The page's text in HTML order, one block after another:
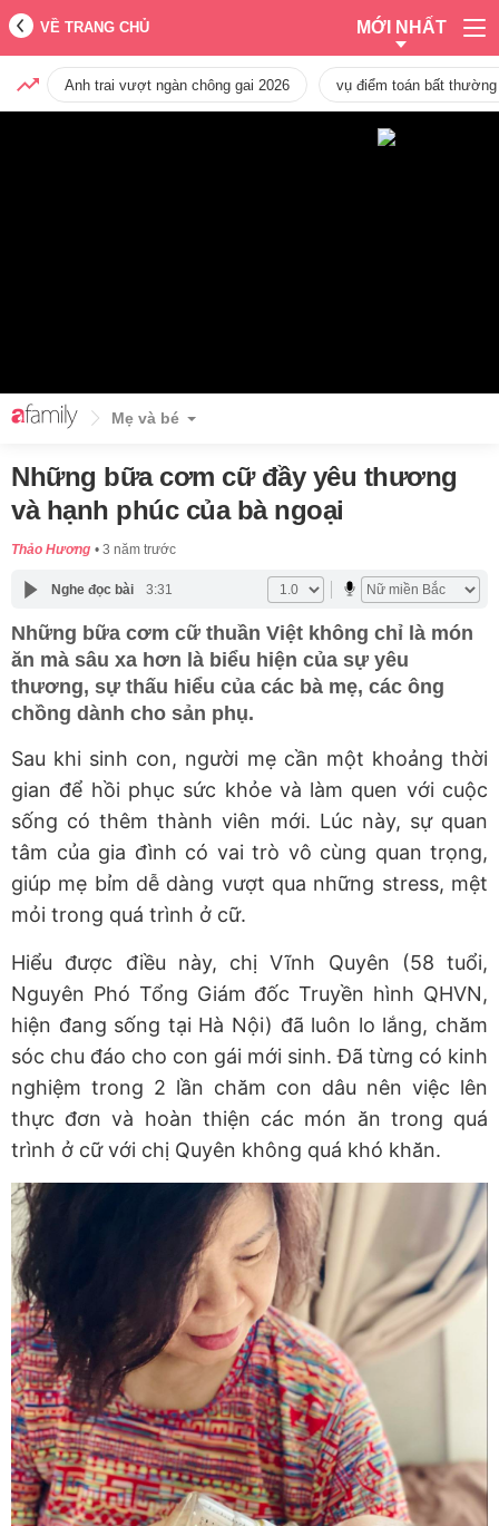
VỀ TRANG CHỦ MỚI NHẤT
Anh trai vượt ngàn chông gai 2026 vụ điểm toán bất
Mẹ và bé
Những bữa cơm cữ đầy yêu thương
và hạnh phúc của bà ngoại
Thảo Hương 3 năm trước
Nghe đọc bài 3:31
Những bữa cơm cữ thuần Việt không chỉ là món
ăn mà sâu xa hơn là biểu hiện của sự yêu
thương, sự thấu hiểu của các bà mẹ, các ông
chồng dành cho sản phụ.
Sau khi sinh con, người mẹ cần một khoảng thời
gian để hồi phục sức khỏe và làm quen với cuộc
sống có thêm thành viên mới. Lúc này, sự quan
tâm của gia đình có vai trò vô cùng quan trọng,
giúp mẹ bỉm dễ dàng vượt qua những stress, mệt
mỏi trong quá trình ở cữ.
Hiểu được điều này, chị Vĩnh Quyên (58 tuổi,
Nguyên Phó Tổng Giám đốc Truyền hình QHVN,
hiện đang sống tại Hà Nội) đã luôn lo lắng, chăm
sóc chu đáo cho con gái mới sinh. Đã từng có kinh
nghiệm trong 2 lần chăm con dâu nên việc lên
thực đơn và hoàn thiện các món ăn trong quá
trình ở cữ với chị Quyên không quá khó khăn.